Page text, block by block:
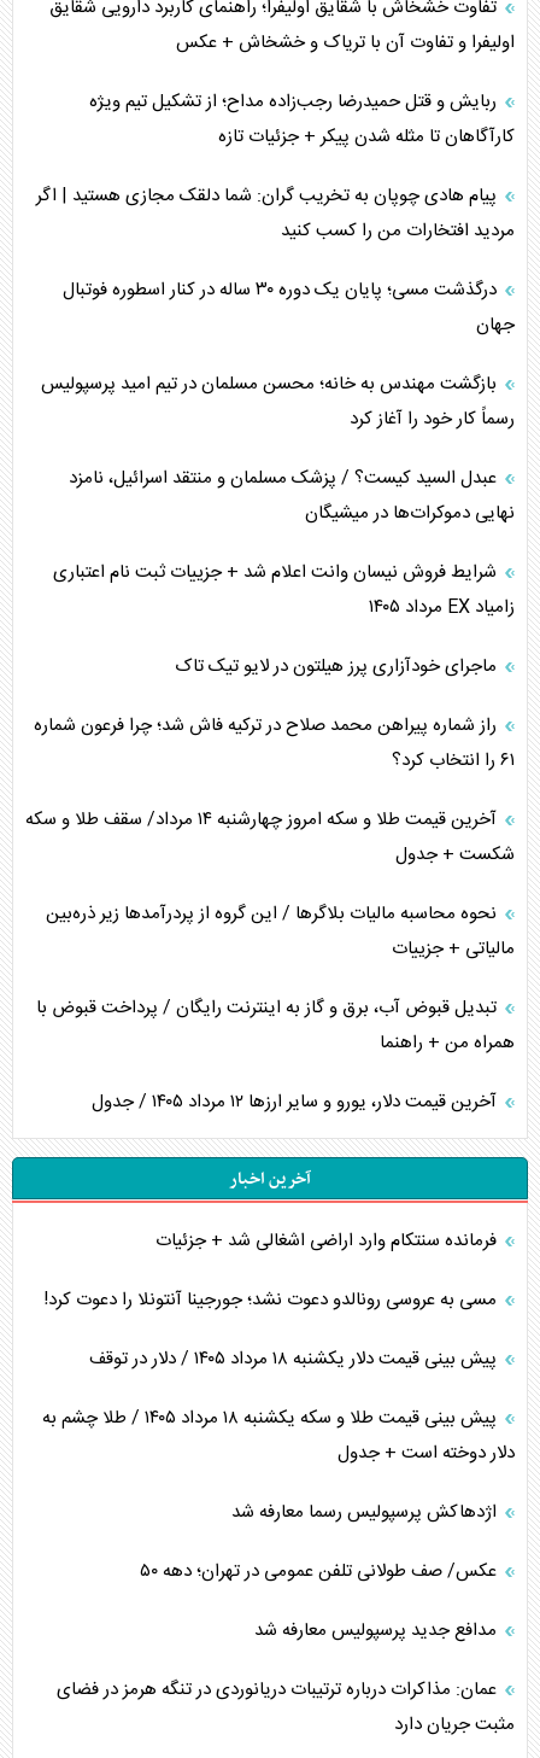
تفاوت خشخاش با شقایق اولیفرا؛ راهنمای کاربرد دارویی شقایق
اولیفرا و تفاوت آن با تریاک و خشخاش + عکس
ربایش و قتل حمیدرضا رجب‌زاده مداح؛ از تشکیل تیم ویژه
کارآگاهان تا مثله شدن پیکر + جزئیات تازه
پیام هادی چوپان به تخریب گران: شما دلقک مجازی هستید | اگر
مردید افتخارات من را کسب کنید
درگذشت مسی؛ پایان یک دوره ۳۰ ساله در کنار اسطوره فوتبال
جهان
بازگشت مهندس به خانه؛ محسن مسلمان در تیم امید پرسپولیس
رسماً کار خود را آغاز کرد
عبدل السید کیست؟ / پزشک مسلمان و منتقد اسرائیل، نامزد
نهایی دموکرات‌ها در میشیگان
شرایط فروش نیسان وانت اعلام شد + جزییات ثبت نام اعتباری
زامیاد EX مرداد ۱۴۰۵
ماجرای خودآزاری پرز هیلتون در لایو تیک تاک
راز شماره پیراهن محمد صلاح در ترکیه فاش شد؛ چرا فرعون شماره
۶۱ را انتخاب کرد؟
آخرین قیمت طلا و سکه امروز چهارشنبه ۱۴ مرداد/ سقف طلا و سکه
شکست + جدول
نحوه محاسبه مالیات بلاگر‌ها / این گروه از پردرآمد‌ها زیر ذره‌بین
مالیاتی + جزییات
تبدیل قبوض آب، برق و گاز به اینترنت رایگان / پرداخت قبوض با
همراه من + راهنما
آخرین قیمت دلار، یورو و سایر ارز‌ها ۱۲ مرداد ۱۴۰۵ / جدول
آخرین اخبار
فرمانده سنتکام وارد اراضی اشغالی شد + جزئیات
مسی به عروسی رونالدو دعوت نشد؛ جورجینا آنتونلا را دعوت کرد!
پیش بینی قیمت دلار یکشنبه ۱۸ مرداد ۱۴۰۵ / دلار در توقف
پیش بینی قیمت طلا و سکه یکشنبه ۱۸ مرداد ۱۴۰۵ / طلا چشم به
دلار دوخته است + جدول
اژدهاکش پرسپولیس رسما معارفه شد
عکس/ صف طولانی تلفن عمومی در تهران؛ دهه ۵۰
مدافع جدید پرسپولیس معارفه شد
عمان: مذاکرات درباره ترتیبات دریانوردی در تنگه هرمز در فضای
مثبت جریان دارد